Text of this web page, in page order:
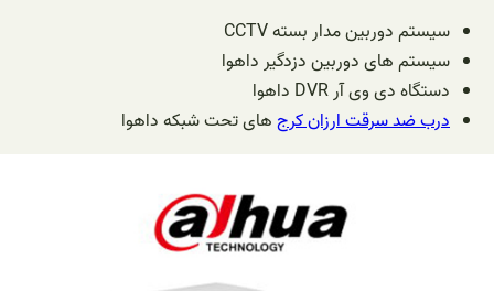
سیستم دوربین مدار بستهCCTV
سیستم های دوربین دزدگیر داهوا
دستگاه دی وی آر DVR داهوا
درب ضد سرقت ارزان کرجهای تحت شبکه داهوا